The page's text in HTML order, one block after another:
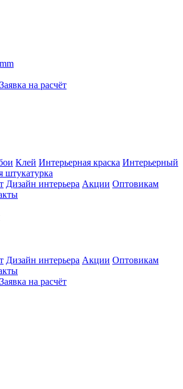
Заявка на расчёт
Клей Интерьерная краска Интерьерный
штукатурка
Дизайн интерьера Акции Оптовикам
Дизайн интерьера Акции Оптовикам
Заявка на расчёт